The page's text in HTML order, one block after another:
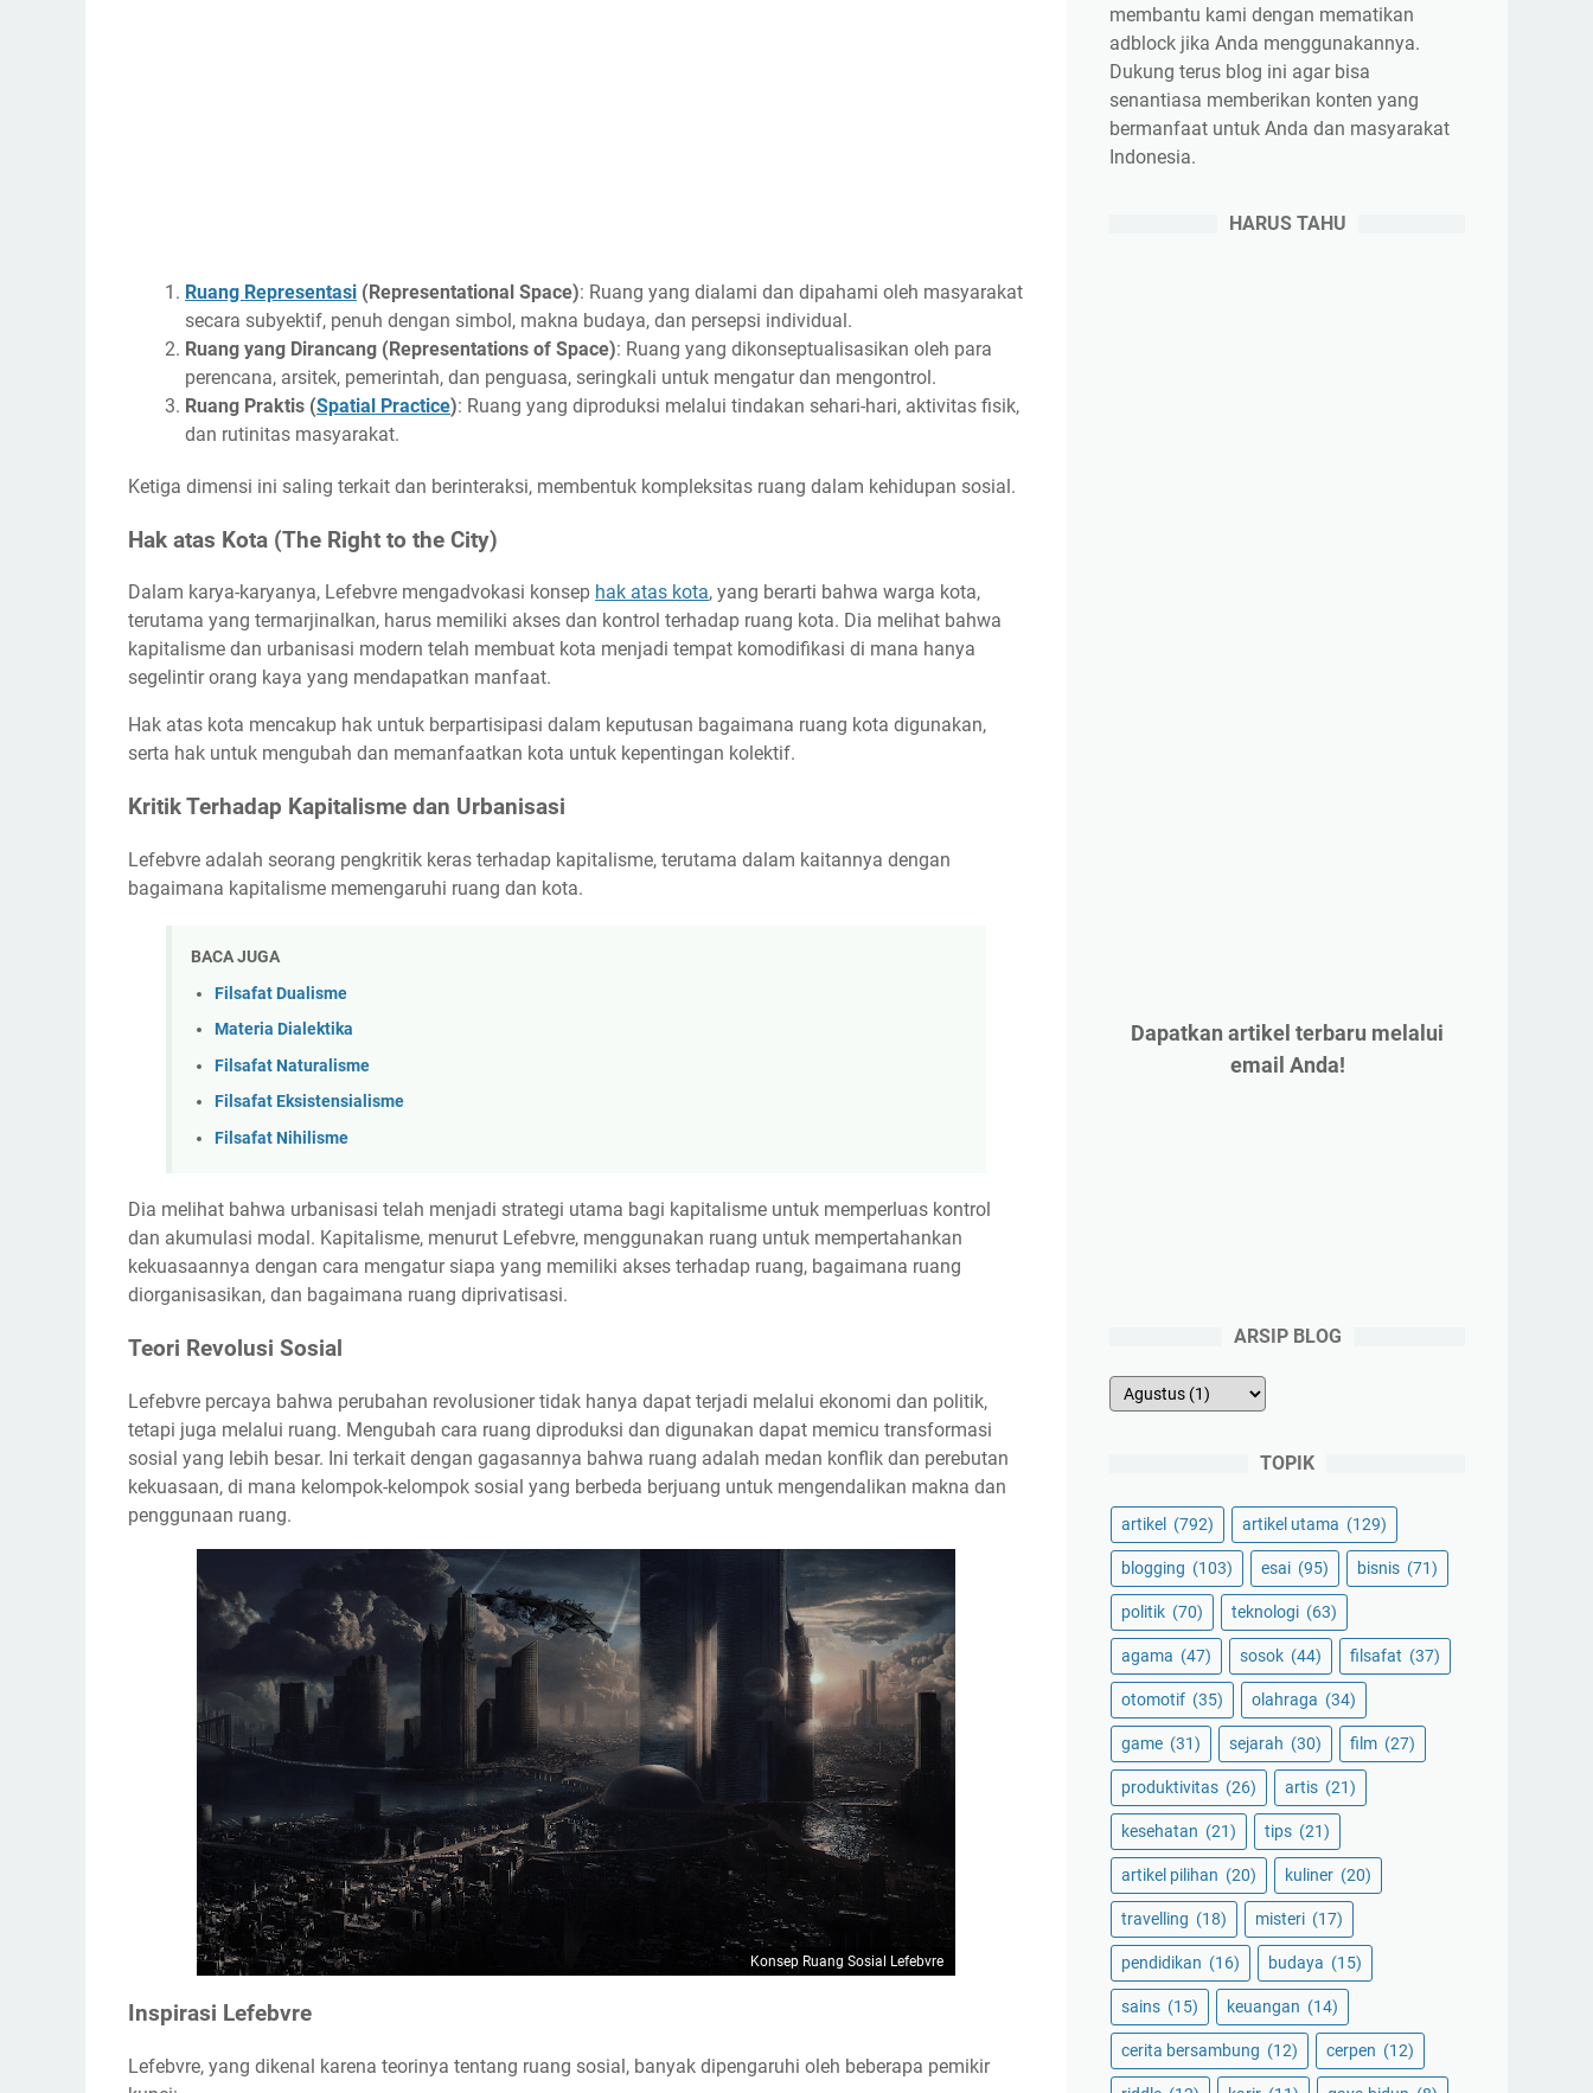
Ruang Representasi (Representational Space): Ruang yang dialami dan dipahami oleh masyarakat
secara subyektif, penuh dengan simbol, makna budaya, dan persepsi individual.
Ruang yang Dirancang (Representations of Space): Ruang yang dikonseptualisasikan oleh para
perencana, arsitek, pemerintah, dan penguasa, seringkali untuk mengatur dan mengontrol.
Ruang Praktis (Spatial Practice): Ruang yang diproduksi melalui tindakan sehari-hari, aktivitas fisik,
dan rutinitas masyarakat.
Ketiga dimensi ini saling terkait dan berinteraksi, membentuk kompleksitas ruang dalam kehidupan sosial.
Hak atas Kota (The Right to the City)
Dalam karya-karyanya, Lefebvre mengadvokasi konsep hak atas kota, yang berarti bahwa warga kota,
terutama yang termarjinalkan, harus memiliki akses dan kontrol terhadap ruang kota. Dia melihat bahwa
kapitalisme dan urbanisasi modern telah membuat kota menjadi tempat komodifikasi di mana hanya
segelintir orang kaya yang mendapatkan manfaat.
Hak atas kota mencakup hak untuk berpartisipasi dalam keputusan bagaimana ruang kota digunakan,
serta hak untuk mengubah dan memanfaatkan kota untuk kepentingan kolektif.
Kritik Terhadap Kapitalisme dan Urbanisasi
Lefebvre adalah seorang pengkritik keras terhadap kapitalisme, terutama dalam kaitannya dengan
bagaimana kapitalisme memengaruhi ruang dan kota.
BACA JUGA
Filsafat Dualisme
Materia Dialektika
Filsafat Naturalisme
Filsafat Eksistensialisme
Filsafat Nihilisme
Dia melihat bahwa urbanisasi telah menjadi strategi utama bagi kapitalisme untuk memperluas kontrol
dan akumulasi modal. Kapitalisme, menurut Lefebvre, menggunakan ruang untuk mempertahankan
kekuasaannya dengan cara mengatur siapa yang memiliki akses terhadap ruang, bagaimana ruang
diorganisasikan, dan bagaimana ruang diprivatisasi.
Teori Revolusi Sosial
Lefebvre percaya bahwa perubahan revolusioner tidak hanya dapat terjadi melalui ekonomi dan politik,
tetapi juga melalui ruang. Mengubah cara ruang diproduksi dan digunakan dapat memicu transformasi
sosial yang lebih besar. Ini terkait dengan gagasannya bahwa ruang adalah medan konflik dan perebutan
kekuasaan, di mana kelompok-kelompok sosial yang berbeda berjuang untuk mengendalikan makna dan
penggunaan ruang.
Konsep Ruang Sosial Lefebvre
Inspirasi Lefebvre
Lefebvre, yang dikenal karena teorinya tentang ruang sosial, banyak dipengaruhi oleh beberapa pemikir
membantu kami dengan mematikan
adblock jika Anda menggunakannya.
Dukung terus blog ini agar bisa
senantiasa memberikan konten yang
bermanfaat untuk Anda dan masyarakat
Indonesia.
HARUS TAHU
Dapatkan artikel terbaru melalui
email Anda!
ARSIP BLOG
TOPIK
artikel (792) artikel utama (129)
blogging (103) esai (95) bisnis (71)
politik (70) teknologi (63)
agama (47) sosok (44) filsafat (37)
otomotif (35) olahraga (34)
game (31) sejarah (30) film (27)
produktivitas (26) artis (21)
kesehatan (21) tips (21)
artikel pilihan (20) kuliner (20)
travelling (18) misteri (17)
pendidikan (16) budaya (15)
sains (15) keuangan (14)
cerita bersambung (12) cerpen (12)